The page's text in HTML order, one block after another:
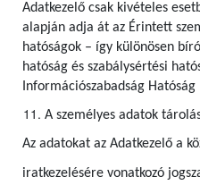
Adatkezelő csak kivételes
alapján adja át az Érintett
hatóságok – így különösen
hatóság és szabálysértési
Információszabadság Hatóság
A személyes adatok
Az adatokat az Adatkezelő a
iratkezelésére vonatkozó